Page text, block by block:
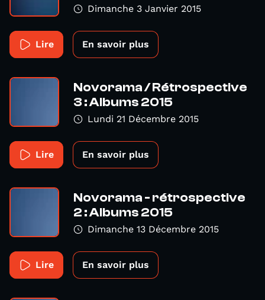
Dimanche 3 Janvier 2015
Lire En savoir plus
Novorama / Rétrospective
3 : Albums 2015
Lundi 21 Décembre 2015
Lire En savoir plus
Novorama - rétrospective
2 : Albums 2015
Dimanche 13 Décembre 2015
Lire En savoir plus